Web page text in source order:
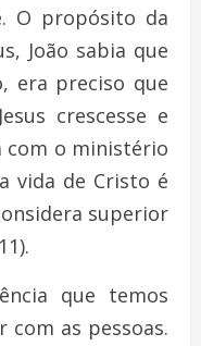
O propósito da
João sabia que
era preciso que
crescesse e
com o ministério
vida de Cristo é
superior
que temos
com as pessoas.